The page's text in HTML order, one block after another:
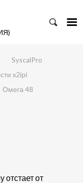
SyscalPro
x2ipi
Омега 48
от